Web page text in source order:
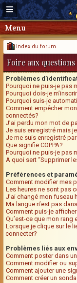
Menu
Index du forum
Foire aux
Problèmes
Pourquoi ne puis-je pas
Pourquoi dois-je
Pourquoi suis-je
Comment empêcher
connectés?
J’ai perdu mon mot de
Je suis enregistré mais
Je me suis enregistré
Que signifie COPPA?
Pourquoi ne puis-je pas
A quoi sert “Supprimer
Préférences et
Comment modifier mes
Les heures ne sont pas
J’ai changé mon fuseau
Ma langue n’est pas
Comment puis-je
Qu’est-ce que mon
Lorsque je clique sur le
connecter?
Problèmes liés aux
Comment poster dans
Comment modifier ou
Comment ajouter une
Comment créer un